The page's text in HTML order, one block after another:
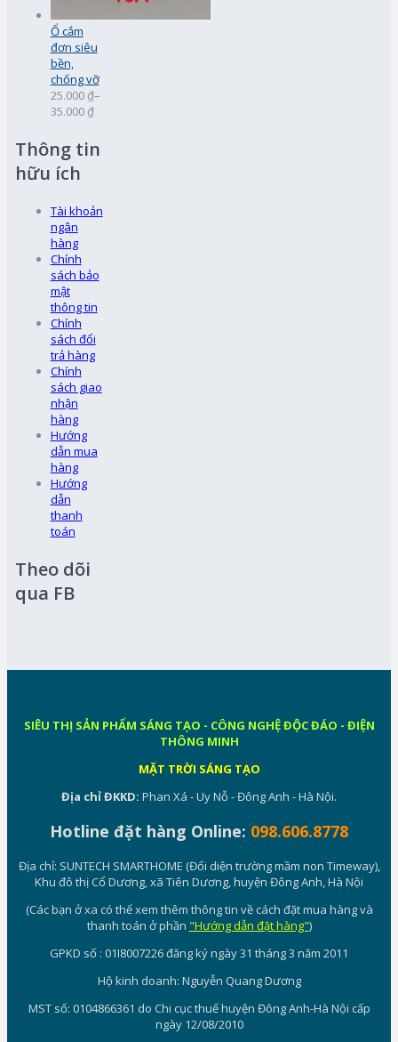
Ổ cắm
đơn siêu
bền,
chống vỡ
25.000 ₫–
35.000 ₫
Thông tin
hữu ích
Tài khoản
ngân
hàng
Chính
sách bảo
mật
thông tin
Chính
sách đổi
trả hàng
Chính
sách giao
nhận
hàng
Hướng
dẫn mua
hàng
Hướng
dẫn
thanh
toán
Theo dõi
qua FB
SIÊU THỊ SẢN PHẨM SÁNG TẠO - CÔNG NGHỆ ĐỘC ĐÁO - ĐIỆN
THÔNG MINH
MẶT TRỜI SÁNG TẠO
Địa chỉ ĐKKD: Phan Xá - Uy Nỗ - Đông Anh - Hà Nội.
Hotline đặt hàng Online: 098.606.8778
Địa chỉ: SUNTECH SMARTHOME (Đối diện trường mầm non Timeway),
Khu đô thị Cổ Dương, xã Tiên Dương, huyện Đông Anh, Hà Nội
(Các bạn ở xa có thể xem thêm thông tin về cách đặt mua hàng và
thanh toán ở phần "Hướng dẫn đặt hàng")
GPKD số : 01I8007226 đăng ký ngày 31 tháng 3 năm 2011
Hộ kinh doanh: Nguyễn Quang Dương
MST số: 0104866361 do Chi cục thuế huyện Đông Anh-Hà Nội cấp
ngày 12/08/2010